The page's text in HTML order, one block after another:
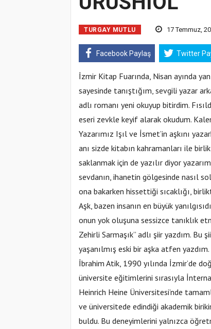
TURGAY MUTLU 17 Temmuz,
Facebook Paylaş Twitter
İzmir Kitap Fuarında, Nisan ayında
sayesinde tanıştığım, sevgili yazar
adlı romanı yeni okuyup bitirdim.
eseri zevkle keyif alarak okudum.
Yazarımız Işıl ve İsmet’in aşkını
anı sizde kitabın kahramanları ile
saklanmak için de yazılır diyor
sevdanın, ihanetin gölgesinde nasıl
ona bakarken hissettiği sıcaklığı,
Aşk, bazen insanın en büyük
onun yok oluşuna sessizce tanıklık
Zehirli Sarmaşık’’ adlı şiir yazdım.
yaşanılmış eski bir aşka atfen
İbrahim Atik, 1990 yılında İzmir’de
üniversite eğitimlerini sırasıyla
Heinrich Heine Üniversitesi’nde
ve üniversitede edindiği akademik
buldu. Bu deneyimlerini yalnızca